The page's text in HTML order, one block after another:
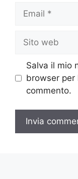
web
Salva il mio
browser per
commento.